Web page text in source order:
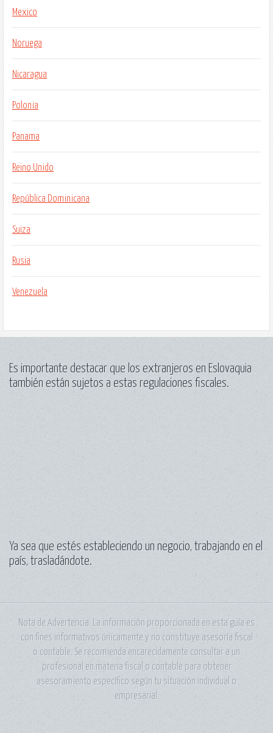
Mexico
Noruega
Nicaragua
Polonia
Panama
Reino Unido
República Dominicana
Suiza
Rusia
Venezuela
Es importante destacar que los extranjeros en Eslovaquia
también están sujetos a estas regulaciones fiscales.
Ya sea que estés estableciendo un negocio, trabajando en el
país, trasladándote.
Nota de Advertencia: La información proporcionada en esta guía es
con fines informativos únicamente y no constituye asesoría fiscal
o contable. Se recomienda encarecidamente consultar a un
profesional en materia fiscal o contable para obtener
asesoramiento específico según tu situación individual o
empresarial.